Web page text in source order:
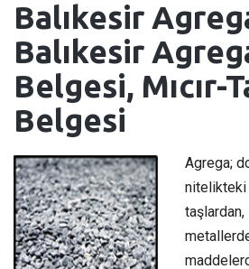
Balıkesir
Balıkesir
Belgesi, Mıcır-
Belgesi
Agrega;